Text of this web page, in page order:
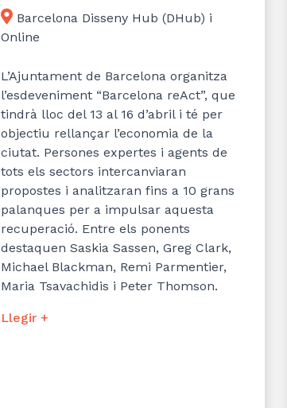
Barcelona Disseny Hub (DHub) i
Online
L’Ajuntament de Barcelona organitza
l’esdeveniment “Barcelona reAct”, que
tindrà lloc del 13 al 16 d’abril i té per
objectiu rellançar l’economia de la
ciutat. Persones expertes i agents de
tots els sectors intercanviaran
propostes i analitzaran fins a 10 grans
palanques per a impulsar aquesta
recuperació. Entre els ponents
destaquen Saskia Sassen, Greg Clark,
Michael Blackman, Remi Parmentier,
Maria Tsavachidis i Peter Thomson.
Llegir +